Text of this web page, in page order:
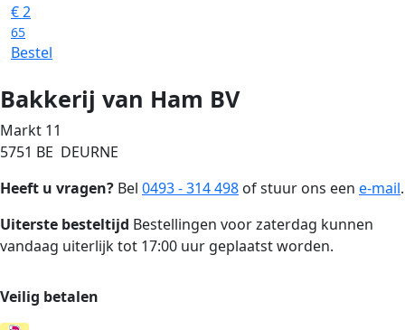
€2
65
Bestel
Bakkerij van Ham BV
Markt 11
5751 BE DEURNE
Heeft u vragen? Bel 0493 - 314 498 of stuur ons een e-mail.
Uiterste besteltijd Bestellingen voor zaterdag kunnen
vandaag uiterlijk tot 17:00 uur geplaatst worden.
Veilig betalen